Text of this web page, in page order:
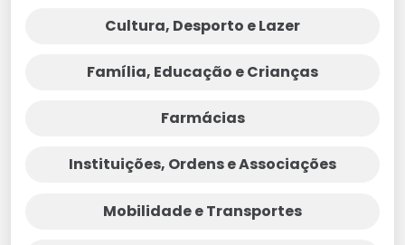
Cultura, Desporto e Lazer
Família, Educação e Crianças
Farmácias
Instituições, Ordens e Associações
Mobilidade e Transportes